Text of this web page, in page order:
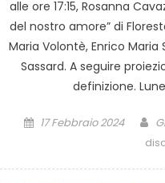
alle ore 17:15, Rosanna
del nostro amore” di
Maria Volontè, Enrico
Sassard. A seguire
definizione.
17 Febbraio 2024